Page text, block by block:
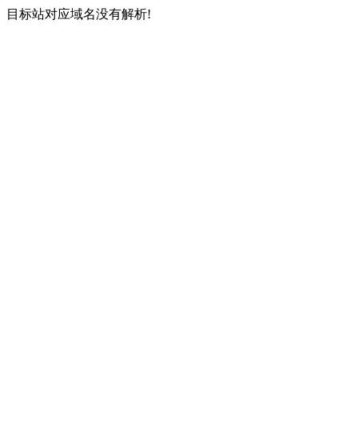
目标站对应域名没有解析!